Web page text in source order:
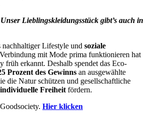
Lieblingskleidungsstück gibt’s auch in
nachhaltiger Lifestyle und soziale
mit Mode prima funktionieren hat
früh erkannt. Deshalb spendet das Eco-
Prozent des Gewinns an ausgewählte
die Natur schützen und gesellschaftliche
individuelle Freiheit fördern.
Hier klicken